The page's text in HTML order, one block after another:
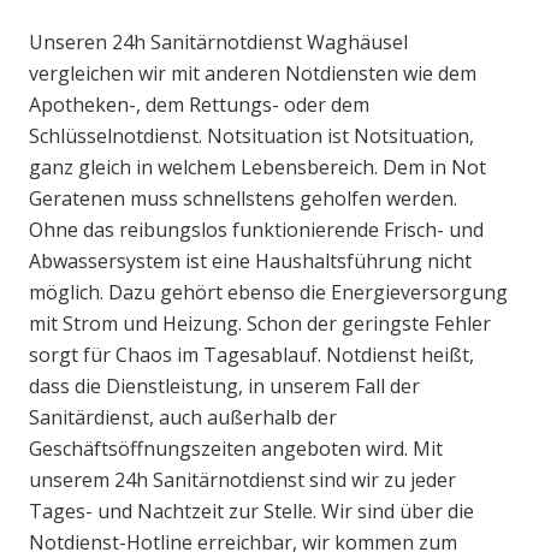
Unseren 24h Sanitärnotdienst Waghäusel
vergleichen wir mit anderen Notdiensten wie dem
Apotheken-, dem Rettungs- oder dem
Schlüsselnotdienst. Notsituation ist Notsituation,
ganz gleich in welchem Lebensbereich. Dem in Not
Geratenen muss schnellstens geholfen werden.
Ohne das reibungslos funktionierende Frisch- und
Abwassersystem ist eine Haushaltsführung nicht
möglich. Dazu gehört ebenso die Energieversorgung
mit Strom und Heizung. Schon der geringste Fehler
sorgt für Chaos im Tagesablauf. Notdienst heißt,
dass die Dienstleistung, in unserem Fall der
Sanitärdienst, auch außerhalb der
Geschäftsöffnungszeiten angeboten wird. Mit
unserem 24h Sanitärnotdienst sind wir zu jeder
Tages- und Nachtzeit zur Stelle. Wir sind über die
Notdienst-Hotline erreichbar, wir kommen zum